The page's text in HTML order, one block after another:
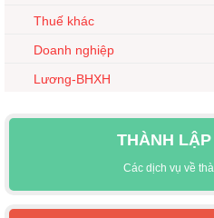
Thuế khác
Doanh nghiệp
Lương-BHXH
THÀNH
Các dịch vụ về